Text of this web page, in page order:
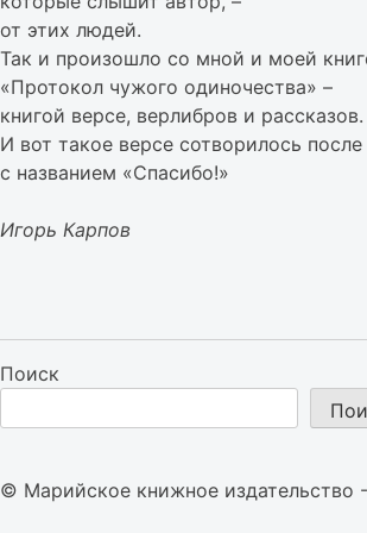
от этих людей.
Так и произошло со мной и моей
«Протокол чужого одиночества» –
книгой версе, верлибров и рассказов.
И вот такое версе сотворилось
с названием «Спасибо!»
Игорь Карпов
Поиск
© Марийское книжное издательство